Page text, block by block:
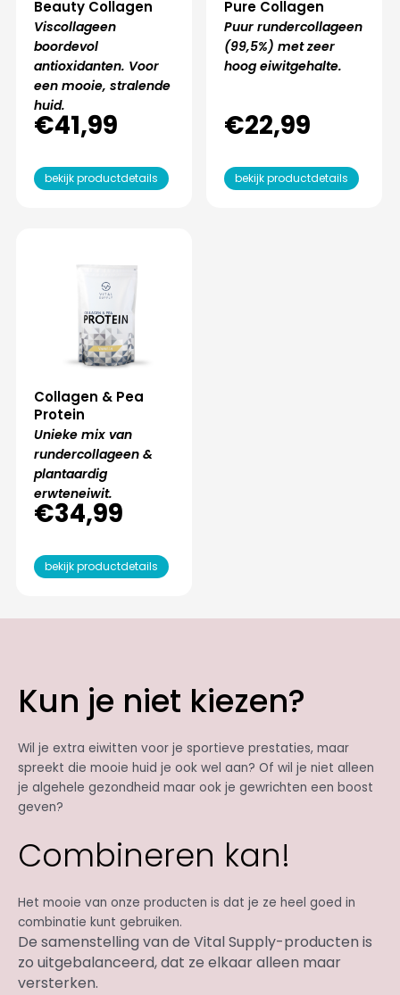
Beauty Collagen
Viscollageen
boordevol
antioxidanten. Voor
een mooie, stralende
huid.
€41,99
bekijk productdetails
Pure Collagen
Puur rundercollageen
(99,5%) met zeer
hoog eiwitgehalte.
€22,99
bekijk productdetails
Collagen & Pea
Protein
Unieke mix van
rundercollageen &
plantaardig
erwteneiwit.
€34,99
bekijk productdetails
Kun je niet kiezen?
Wil je extra eiwitten voor je sportieve prestaties, maar
spreekt die mooie huid je ook wel aan? Of wil je niet alleen
je algehele gezondheid maar ook je gewrichten een boost
geven?
Combineren kan!
Het mooie van onze producten is dat je ze heel goed in
combinatie kunt gebruiken.
De samenstelling van de Vital Supply-producten is
zo uitgebalanceerd, dat ze elkaar alleen maar
versterken.